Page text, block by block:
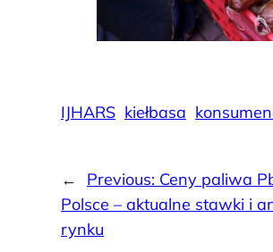
IJHARS kiełbasa
← Previous: Ceny paliwa
Polsce – aktualne stawki i
rynku